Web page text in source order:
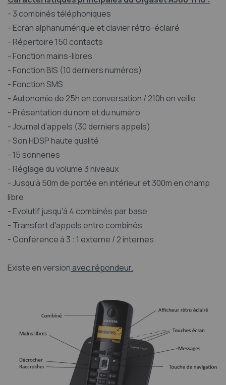
- 3 combinés téléphoniques
- Ecran alphanumérique et clavier rétro-éclairé
- Répertoire 150 contacts
- Fonction mains-libres
- Fonction BIS (10 derniers numéros)
- Fonction SMS
- Autonomie de 25h en conversation / 210h en veille
- Présentation du nom et du numéro
- Journal d'appels (30 derniers appels)
- Son HDSP haute qualité
- 15 sonneries
- Réglage du volume 3 niveaux
- Jusqu'à 50m de portée en intérieur et 300m en champ
libre
- Evolutif jusqu'à 4 combinés par base
- Transfert d'appels entre combinés
- Conférence à 3 : 1 externe / 2 internes
Existe en version avec répondeur.